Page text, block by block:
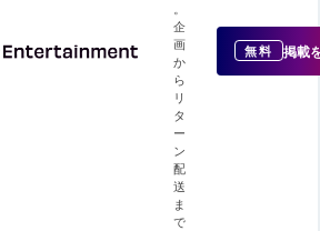
企
画
か
ら
リ
タ
ー
ン
配
送
ま
で
無料 掲載